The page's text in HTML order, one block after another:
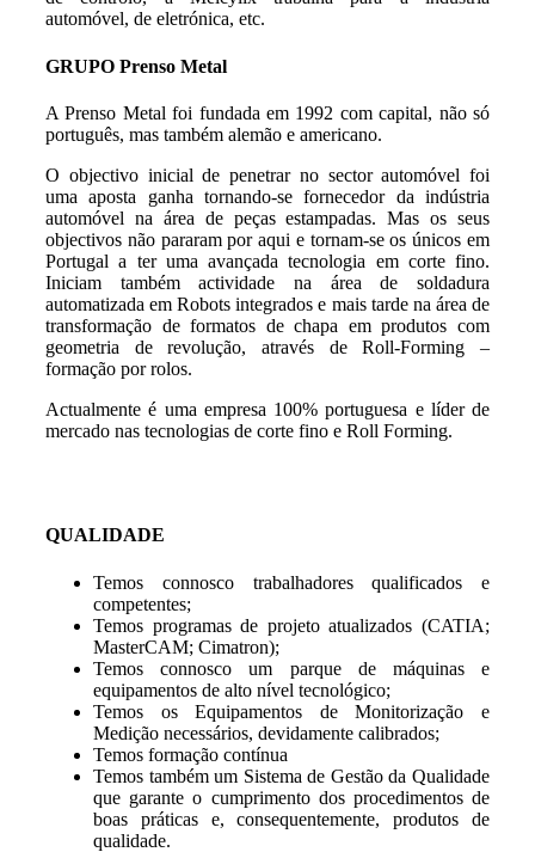
automóvel, de eletrónica, etc.
GRUPO Prenso Metal
A Prenso Metal foi fundada em 1992 com capital, não só
português, mas também alemão e americano.
O objectivo inicial de penetrar no sector automóvel foi
uma aposta ganha tornando-se fornecedor da indústria
automóvel na área de peças estampadas. Mas os seus
objectivos não pararam por aqui e tornam-se os únicos em
Portugal a ter uma avançada tecnologia em corte fino.
Iniciam também actividade na área de soldadura
automatizada em Robots integrados e mais tarde na área de
transformação de formatos de chapa em produtos com
geometria de revolução, através de Roll-Forming –
formação por rolos.
Actualmente é uma empresa 100% portuguesa e líder de
mercado nas tecnologias de corte fino e Roll Forming.
QUALIDADE
Temos connosco trabalhadores qualificados e
competentes;
Temos programas de projeto atualizados (CATIA;
MasterCAM; Cimatron);
Temos connosco um parque de máquinas e
equipamentos de alto nível tecnológico;
Temos os Equipamentos de Monitorização e
Medição necessários, devidamente calibrados;
Temos formação contínua
Temos também um Sistema de Gestão da Qualidade
que garante o cumprimento dos procedimentos de
boas práticas e, consequentemente, produtos de
qualidade.